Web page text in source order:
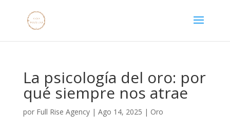
La psicología del oro: por
qué siempre nos atrae
por Full Rise Agency| Ago 14, 2025 | Oro